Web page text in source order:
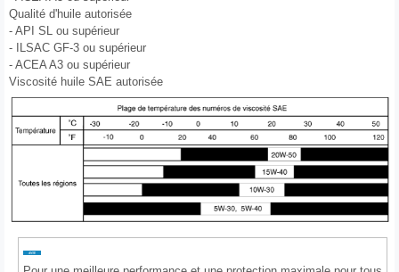
Qualité d'huile autorisée
- API SL ou supérieur
- ILSAC GF-3 ou supérieur
- ACEA A3 ou supérieur
Viscosité huile SAE autorisée